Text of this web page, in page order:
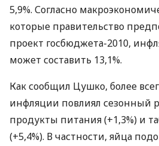
5,9%. Согласно
которые правительство
проект госбюджета-2010,
может составить 13,1%.
Как сообщил Цушко, более
инфляции повлиял сезонный
продукты питания (+1,3%) и
(+5,4%). В частности, яйца